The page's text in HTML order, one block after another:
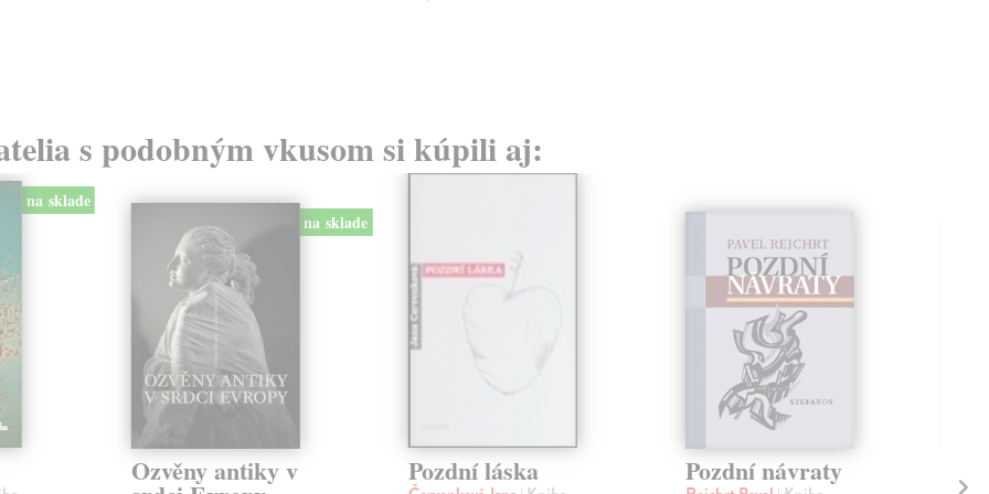
s podobným vkusom si kúpili aj:
na sklade
na sklade
Ozvěny antiky v Pozdní láska Pozdní návraty